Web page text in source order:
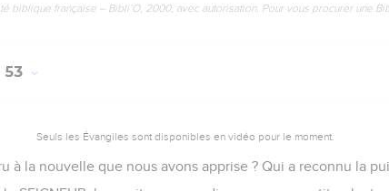
biblique française – Bibli’O, 2000, avec autorisation. Pour vous procurer une
53
Seuls les Évangiles sont disponibles en vidéo pour le moment.
à la nouvelle que nous avons apprise ? Qui a reconnu la